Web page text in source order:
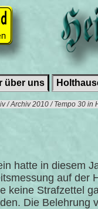
über uns
/ Archiv 2010 / Tempo 30 in
hatte in diesem
auf der
keine Strafzettel
Die Belehrung